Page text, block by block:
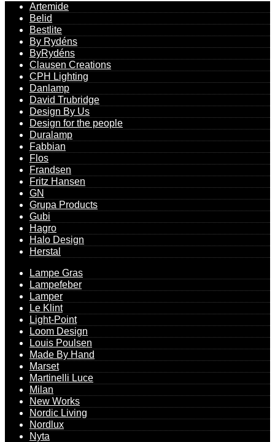
Artemide
Belid
Bestlite
By Rydéns
ByRydéns
Clausen Creations
CPH Lighting
Danlamp
David Trubridge
Design By Us
Design for the people
Duralamp
Fabbian
Flos
Frandsen
Fritz Hansen
GN
Grupa Products
Gubi
Hagro
Halo Design
Herstal
Lampe Gras
Lampefeber
Lamper
Le Klint
Light-Point
Loom Design
Louis Poulsen
Made By Hand
Marset
Martinelli Luce
Milan
New Works
Nordic Living
Nordlux
Nyta